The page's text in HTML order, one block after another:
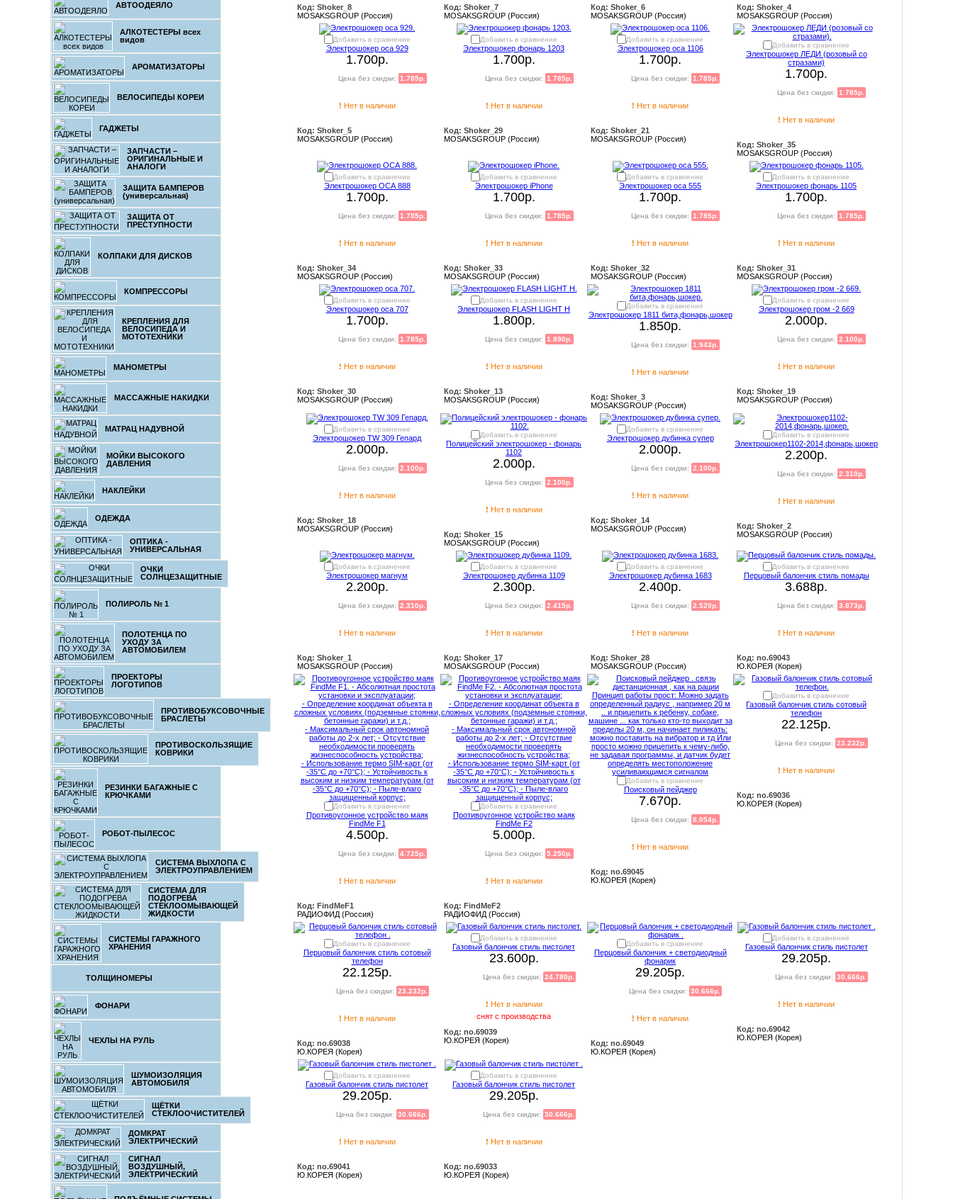
АВТООДЕЯЛО
АЛКОТЕСТЕРЫ всех
видов
АРОМАТИЗАТОРЫ
ВЕЛОСИПЕДЫ КОРЕИ
ГАДЖЕТЫ
ЗАПЧАСТИ –
ОРИГИНАЛЬНЫЕ И
АНАЛОГИ
ЗАЩИТА БАМПЕРОВ
(универсальная)
ЗАЩИТА ОТ
ПРЕСТУПНОСТИ
КОЛПАКИ ДЛЯ ДИСКОВ
КОМПРЕССОРЫ
КРЕПЛЕНИЯ ДЛЯ
ВЕЛОСИПЕДА И
МОТОТЕХНИКИ
МАНОМЕТРЫ
МАССАЖНЫЕ НАКИДКИ
МАТРАЦ НАДУВНОЙ
МОЙКИ ВЫСОКОГО
ДАВЛЕНИЯ
НАКЛЕЙКИ
ОДЕЖДА
ОПТИКА -
УНИВЕРСАЛЬНАЯ
ОЧКИ
СОЛНЦЕЗАЩИТНЫЕ
ПОЛИРОЛЬ № 1
ПОЛОТЕНЦА ПО
УХОДУ ЗА
АВТОМОБИЛЕМ
ПРОЕКТОРЫ
ЛОГОТИПОВ
ПРОТИВОБУКСОВОЧНЫЕ
БРАСЛЕТЫ
ПРОТИВОСКОЛЬЗЯЩИЕ
КОВРИКИ
РЕЗИНКИ БАГАЖНЫЕ С
КРЮЧКАМИ
РОБОТ-ПЫЛЕСОС
СИСТЕМА ВЫХЛОПА С
ЭЛЕКТРОУПРАВЛЕНИЕМ
СИСТЕМА ДЛЯ
ПОДОГРЕВА
СТЕКЛООМЫВАЮЩЕЙ
ЖИДКОСТИ
СИСТЕМЫ ГАРАЖНОГО
ХРАНЕНИЯ
ТОЛЩИНОМЕРЫ
ФОНАРИ
ЧЕХЛЫ НА РУЛЬ
ШУМОИЗОЛЯЦИЯ
АВТОМОБИЛЯ
ЩЁТКИ
СТЕКЛООЧИСТИТЕЛЕЙ
ДОМКРАТ
ЭЛЕКТРИЧЕСКИЙ
СИГНАЛ
ВОЗДУШНЫЙ,
ЭЛЕКТРИЧЕСКИЙ
Код: Shoker_8
MOSAKSGROUP (Россия)
Код: Shoker_7
MOSAKSGROUP (Россия)
Код: Shoker_6
MOSAKSGROUP (Россия)
Код: Shoker_4
MOSAKSGROUP (Россия)
Добавить в сравнение
Электрошокер оса 929
1.700р.
Цена без скидки: 1.785р.
! Нет в наличии
Код: Shoker_5
MOSAKSGROUP (Россия)
Добавить в сравнение
Электрошокер фонарь 1203
1.700р.
Цена без скидки: 1.785р.
! Нет в наличии
Код: Shoker_29
MOSAKSGROUP (Россия)
Добавить в сравнение
Электрошокер оса 1106
1.700р.
Цена без скидки: 1.785р.
! Нет в наличии
Код: Shoker_21
MOSAKSGROUP (Россия)
Добавить в сравнение
Электрошокер ЛЕДИ (розовый со
стразами)
1.700р.
Цена без скидки: 1.785р.
! Нет в наличии
Код: Shoker_35
MOSAKSGROUP (Россия)
Добавить в сравнение
Электрошокер ОСА 888
1.700р.
Цена без скидки: 1.785р.
! Нет в наличии
Код: Shoker_34
MOSAKSGROUP (Россия)
Добавить в сравнение
Электрошокер iPhone
1.700р.
Цена без скидки: 1.785р.
! Нет в наличии
Код: Shoker_33
MOSAKSGROUP (Россия)
Добавить в сравнение
Электрошокер оса 555
1.700р.
Цена без скидки: 1.785р.
! Нет в наличии
Код: Shoker_32
MOSAKSGROUP (Россия)
Добавить в сравнение
Электрошокер фонарь 1105
1.700р.
Цена без скидки: 1.785р.
! Нет в наличии
Код: Shoker_31
MOSAKSGROUP (Россия)
Добавить в сравнение
Электрошокер оса 707
1.700р.
Цена без скидки: 1.785р.
! Нет в наличии
Код: Shoker_30
MOSAKSGROUP (Россия)
Добавить в сравнение
Электрошокер FLASH LIGHT H
1.800р.
Цена без скидки: 1.890р.
! Нет в наличии
Код: Shoker_13
MOSAKSGROUP (Россия)
Добавить в сравнение
Электрошокер 1811 бита,фонарь,шокер
1.850р.
Цена без скидки: 1.943р.
! Нет в наличии
Код: Shoker_3
MOSAKSGROUP (Россия)
Добавить в сравнение
Электрошокер гром -2 669
2.000р.
Цена без скидки: 2.100р.
! Нет в наличии
Код: Shoker_19
MOSAKSGROUP (Россия)
Добавить в сравнение
Электрошокер TW 309 Гепард
2.000р.
Цена без скидки: 2.100р.
! Нет в наличии
Код: Shoker_18
MOSAKSGROUP (Россия)
Добавить в сравнение
Полицейский электрошокер - фонарь
1102
2.000р.
Цена без скидки: 2.100р.
! Нет в наличии
Код: Shoker_15
MOSAKSGROUP (Россия)
Добавить в сравнение
Электрошокер дубинка супер
2.000р.
Цена без скидки: 2.100р.
! Нет в наличии
Код: Shoker_14
MOSAKSGROUP (Россия)
Добавить в сравнение
Электрошокер1102-2014,фонарь,шокер
2.200р.
Цена без скидки: 2.310р.
! Нет в наличии
Код: Shoker_2
MOSAKSGROUP (Россия)
Добавить в сравнение
Электрошокер магнум
2.200р.
Цена без скидки: 2.310р.
! Нет в наличии
Код: Shoker_1
MOSAKSGROUP (Россия)
Добавить в сравнение
Электрошокер дубинка 1109
2.300р.
Цена без скидки: 2.415р.
! Нет в наличии
Код: Shoker_17
MOSAKSGROUP (Россия)
Добавить в сравнение
Электрошокер дубинка 1683
2.400р.
Цена без скидки: 2.520р.
! Нет в наличии
Код: Shoker_28
MOSAKSGROUP (Россия)
Добавить в сравнение
Перцовый балончик стиль помады
3.688р.
Цена без скидки: 3.873р.
! Нет в наличии
Код: no.69043
Ю.КОРЕЯ (Корея)
Добавить в сравнение
Противоугонное устройство маяк
FindMe F1
4.500р.
Цена без скидки: 4.725р.
! Нет в наличии
Код: FindMeF1
РАДИОФИД (Россия)
Добавить в сравнение
Противоугонное устройство маяк
FindMe F2
5.000р.
Цена без скидки: 5.250р.
! Нет в наличии
Код: FindMeF2
РАДИОФИД (Россия)
Добавить в сравнение
Поисковый пейджер
7.670р.
Цена без скидки: 8.054р.
! Нет в наличии
Код: no.69045
Ю.КОРЕЯ (Корея)
Добавить в сравнение
Газовый балончик стиль сотовый
телефон
22.125р.
Цена без скидки: 23.232р.
! Нет в наличии
Код: no.69036
Ю.КОРЕЯ (Корея)
Добавить в сравнение
Перцовый балончик стиль сотовый
телефон
22.125р.
Цена без скидки: 23.232р.
! Нет в наличии
Код: no.69038
Ю.КОРЕЯ (Корея)
Добавить в сравнение
Газовый балончик стиль пистолет
23.600р.
Цена без скидки: 24.780р.
! Нет в наличии
снят с производства
Код: no.69039
Ю.КОРЕЯ (Корея)
Добавить в сравнение
Перцовый балончик + светодиодный
фонарик
29.205р.
Цена без скидки: 30.666р.
! Нет в наличии
Код: no.69049
Ю.КОРЕЯ (Корея)
Добавить в сравнение
Газовый балончик стиль пистолет
29.205р.
Цена без скидки: 30.666р.
! Нет в наличии
Код: no.69042
Ю.КОРЕЯ (Корея)
Добавить в сравнение
Газовый балончик стиль пистолет
29.205р.
Цена без скидки: 30.666р.
! Нет в наличии
Код: no.69041
Ю.КОРЕЯ (Корея)
Добавить в сравнение
Газовый балончик стиль пистолет
29.205р.
Цена без скидки: 30.666р.
! Нет в наличии
Код: no.69033
Ю.КОРЕЯ (Корея)